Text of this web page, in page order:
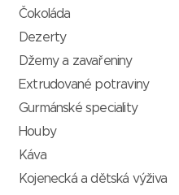
Čokoláda
Dezerty
Džemy a zavařeniny
Extrudované potraviny
Gurmánské speciality
Houby
Káva
Kojenecká a dětská výživa